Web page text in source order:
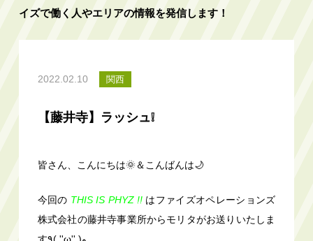
イズで働く人やエリアの情報を発信します！
2022.02.10 関西
【藤井寺】ラッシュ❕
皆さん、こんにちは🌞＆こんばんは🌙
今回の THIS IS PHYZ !! はファイズオペレーションズ
株式会社の藤井寺事業所からモリタがお送りいたしま